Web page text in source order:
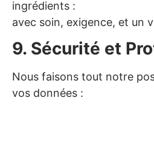
ingrédients :
avec soin, exigence, et un
9. Sécurité et
Nous faisons tout notre
vos données :